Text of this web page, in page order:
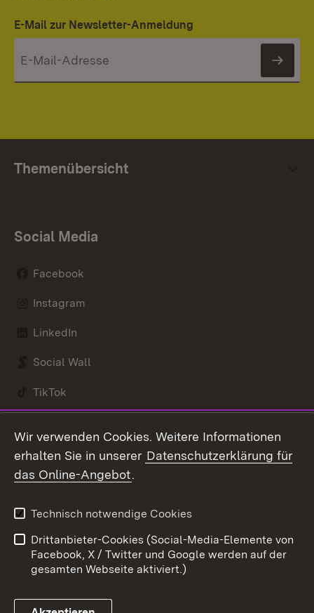
E-Mail zur Newsletter-Anmeldung
Themenübersicht
Social Media
Facebook
Instagram
LinkedIn
Social Wall
TikTok
Kontakt
Barrierefreiheit
Impressum
Cookies
Wir verwenden Cookies. Weitere Informationen
erhalten Sie in unserer Datenschutzerklärung für
das Online-Angebot.
Technisch notwendige Cookies
Drittanbieter-Cookies (Social-Media-Elemente von
Facebook, X / Twitter und Google werden auf der
gesamten Webseite aktiviert.)